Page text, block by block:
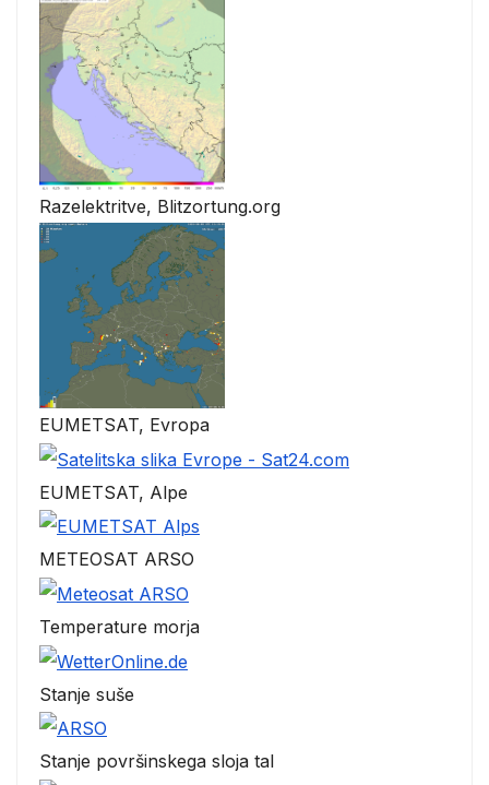
Razelektritve, Blitzortung.org
EUMETSAT, Evropa
EUMETSAT, Alpe
METEOSAT ARSO
Temperature morja
Stanje suše
Stanje površinskega sloja tal